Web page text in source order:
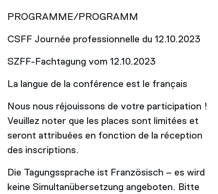
PROGRAMME/PROGRAMM
CSFF Journée professionnelle du 12.10.2023
SZFF-Fachtagung vom 12.10.2023
La langue de la conférence est le français
Nous nous réjouissons de votre participation !
Veuillez noter que les places sont limitées et
seront attribuées en fonction de la réception
des inscriptions.
Die Tagungssprache ist Französisch – es wird
keine Simultanübersetzung angeboten. Bitte